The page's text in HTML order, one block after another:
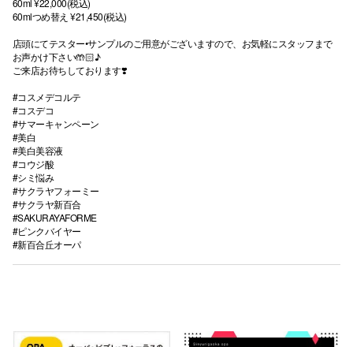
60ml ¥22,000(税込)
60mlつめ替え ¥21,450(税込)
店頭にてテスター•サンプルのご用意がございますので、お気軽にスタッフまで
お声かけ下さい🤲🏻♪
ご来店お待ちしております❣️
#コスメデコルテ
#コスデコ
#サマーキャンペーン
#美白
#美白美容液
#コウジ酸
#シミ悩み
#サクラヤフォーミー
#サクラヤ新百合
#SAKURAYAFORME
#ピンクバイヤー
#新百合丘オーパ